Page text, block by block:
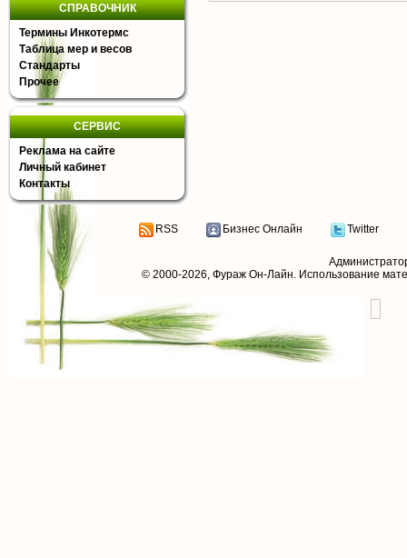
СПРАВОЧНИК
Термины Инкотермс
Таблица мер и весов
Стандарты
Прочее
СЕРВИС
Реклама на сайте
Личный кабинет
Контакты
RSS Бизнес Онлайн Twitter
© 2000-2026, Фураж Он-Лайн. Использование